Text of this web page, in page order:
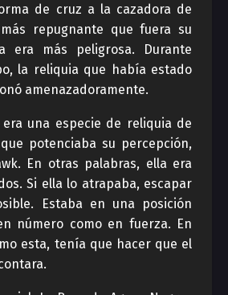
de cruz a la cazadora de
repugnante que fuera su
era más peligrosa. Durante
la reliquia que había estado
amenazadoramente.
una especie de reliquia de
potenciaba su percepción,
En otras palabras, ella era
Si ella lo atrapaba, escapar
Estaba en una posición
número como en fuerza. En
esta, tenía que hacer que el